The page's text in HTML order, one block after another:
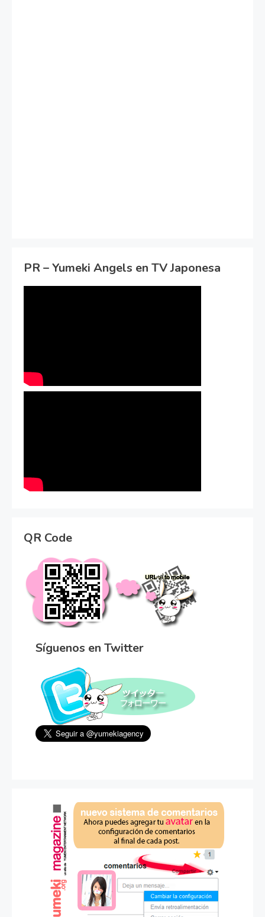
PR – Yumeki Angels en TV Japonesa
QR Code
Síguenos en Twitter